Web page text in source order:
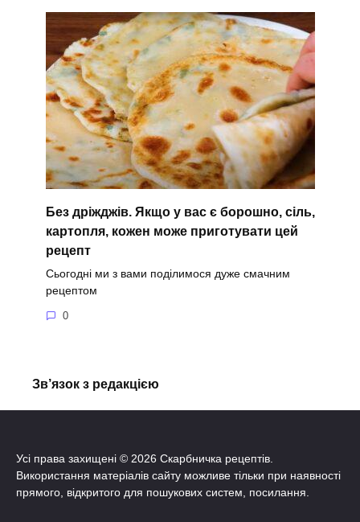
Без дріжджів. Якщо у вас є борошно, сіль,
картопля, кожен може приготувати цей
рецепт
Сьогодні ми з вами поділимося дуже смачним
рецептом
0
Зв’язок з редакцією
Усі права захищені © 2026 Скарбничка рецептів.
Використання матеріалів сайту можливе тільки при наявності
прямого, відкритого для пошукових систем, посилання.